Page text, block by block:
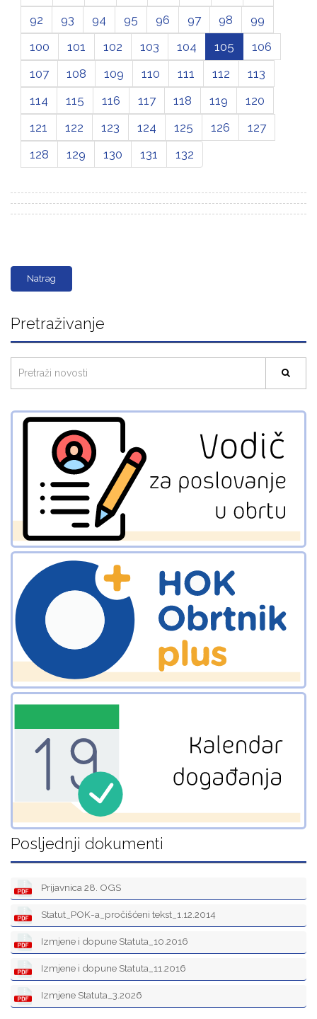
92
93 94 95 96 97 98
99
100
101 102 103 104 105
106
107
108 109 110 111 112
113
114
115 116 117 118 119
120
121
122 123 124 125 126
127
128
129 130 131 132
Natrag
Pretraživanje
Posljednji dokumenti
Prijavnica 28. OGS
Statut_POK-a_pročišćeni tekst_1.12.2014
Izmjene i dopune Statuta_10.2016
Izmjene i dopune Statuta_11.2016
Izmjene Statuta_3.2026